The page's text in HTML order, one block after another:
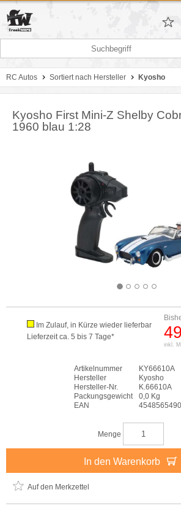
RC Autos Sortiert nach Hersteller Kyosho
Kyosho First Mini-Z Shelby
1960 blau 1:28
inkl.
Im Zulauf, in Kürze wieder lieferbar
Lieferzeit ca. 5 bis 7 Tage*
Artikelnummer
KY66610A
Hersteller
Kyosho
Hersteller-Nr.
K.66610A
Packungsgewicht
0,0 Kg
EAN
Menge
In den Warenkorb
Auf den Merkzettel